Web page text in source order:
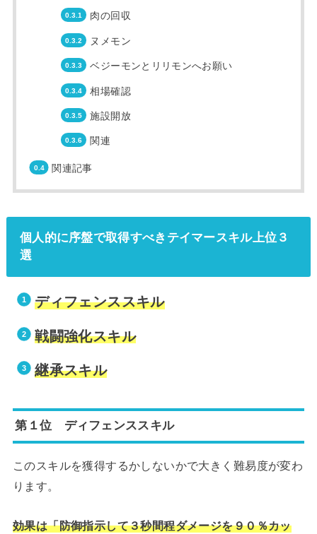
肉の回収
ヌメモン
ベジーモンとリリモンへお願い
相場確認
施設開放
関連
関連記事
個人的に序盤で取得すべきテイマースキル上位３
選
ディフェンススキル
戦闘強化スキル
継承スキル
第１位 ディフェンススキル
このスキルを獲得するかしないかで大きく難易度が変わ
ります。
効果は「防御指示して３秒間程ダメージを９０％カッ